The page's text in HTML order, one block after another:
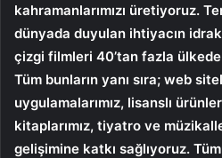
kahramanlarımızı üretiyoruz.
dünyada duyulan ihtiyacın
çizgi filmleri 40’tan fazla ülkede
Tüm bunların yanı sıra; web
uygulamalarımız, lisanslı
kitaplarımız, tiyatro ve
gelişimine katkı sağlıyoruz.